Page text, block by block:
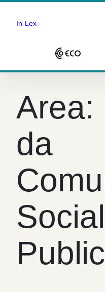
Saltar
conteúdo
In-Lex
Area:
da